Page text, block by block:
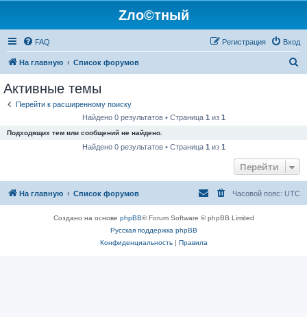
Zло©тный
FAQ Вход
Регистрация
На главную Список форумов
Активные темы
Перейти к расширенному поиску
Найдено 0 результатов • Страница 1 из 1
Подходящих тем или сообщений не найдено.
Найдено 0 результатов • Страница 1 из 1
Перейти
На главную Список форумов Часовой пояс: UTC
Создано на основе phpBB® Forum Software © phpBB Limited
Русская поддержка phpBB
Конфиденциальность| Правила